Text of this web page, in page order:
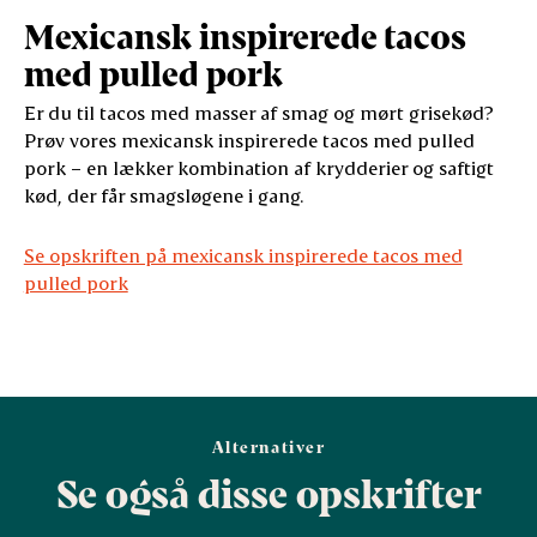
Mexicansk inspirerede tacos
med pulled pork
Er du til tacos med masser af smag og mørt grisekød?
Prøv vores mexicansk inspirerede tacos med pulled
pork – en lækker kombination af krydderier og saftigt
kød, der får smagsløgene i gang.
Se opskriften på mexicansk inspirerede tacos med
pulled pork
Alternativer
Se også disse opskrifter